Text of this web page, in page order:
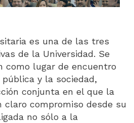
es una de las tres
de la Universidad. Se
como lugar de encuentro
y la sociedad,
conjunta en el que la
claro compromiso desde su
no sólo a la